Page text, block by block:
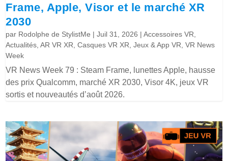
Frame, Apple, Visor et le marché XR
2030
par Rodolphe de StylistMe |Juil 31, 2026 |Accessoires VR
Actualités ,AR VR XR ,Casques VR XR ,Jeux & App VR ,VR News
Week
VR News Week 79 : Steam Frame, lunettes Apple, hausse
des prix Qualcomm, marché XR 2030, Visor 4K, jeux VR
sortis et nouveautés d’août 2026.